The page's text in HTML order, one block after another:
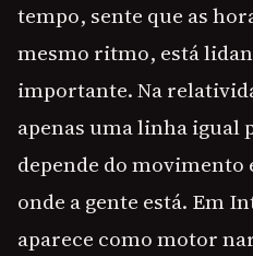
tempo, sente que as
mesmo ritmo, está
importante. Na
apenas uma linha igual
depende do movimento
onde a gente está. Em
aparece como motor